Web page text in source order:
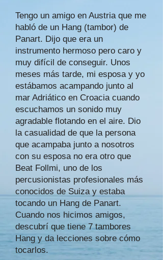
Tengo un amigo en Austria que me
habló de un Hang (tambor) de
Panart. Dijo que era un
instrumento hermoso pero caro y
muy difícil de conseguir. Unos
meses más tarde, mi esposa y yo
estábamos acampando junto al
mar Adriático en Croacia cuando
escuchamos un sonido muy
agradable flotando en el aire. Dio
la casualidad de que la persona
que acampaba junto a nosotros
con su esposa no era otro que
Beat Follmi, uno de los
percusionistas profesionales más
conocidos de Suiza y estaba
tocando un Hang de Panart.
Cuando nos hicimos amigos,
descubrí que tiene 7 tambores
Hang y da lecciones sobre cómo
tocarlos.